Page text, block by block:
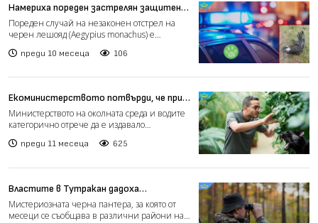
Намериха пореден застрелян защитен
черен лешояд край Омуртаг
Пореден случай на незаконен отстрел на
черен лешояд (Aegypius monachus) е
преди 10 месеца 106
Екоминистерството потвърди, че при
намиране черният леопард няма да бъде
отстрелван
Министерството на околната среда и водите
категорично отрече да е издавало
преди 11 месеца 625
Властите в Тутракан дадоха
разрешение за отстрел на
забелязаната дива котка (видео)
Мистериозната черна пантера, за която от
месеци се съобщава в различни райони на